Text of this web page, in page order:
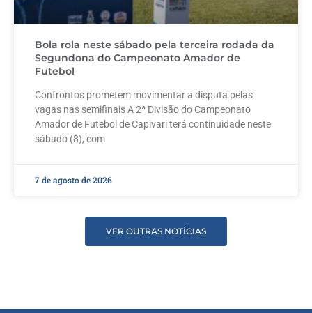
Bola rola neste sábado pela terceira rodada da
Segundona do Campeonato Amador de
Futebol
Confrontos prometem movimentar a disputa pelas
vagas nas semifinais A 2ª Divisão do Campeonato
Amador de Futebol de Capivari terá continuidade neste
sábado (8), com
7 de agosto de 2026
VER OUTRAS NOTÍCIAS